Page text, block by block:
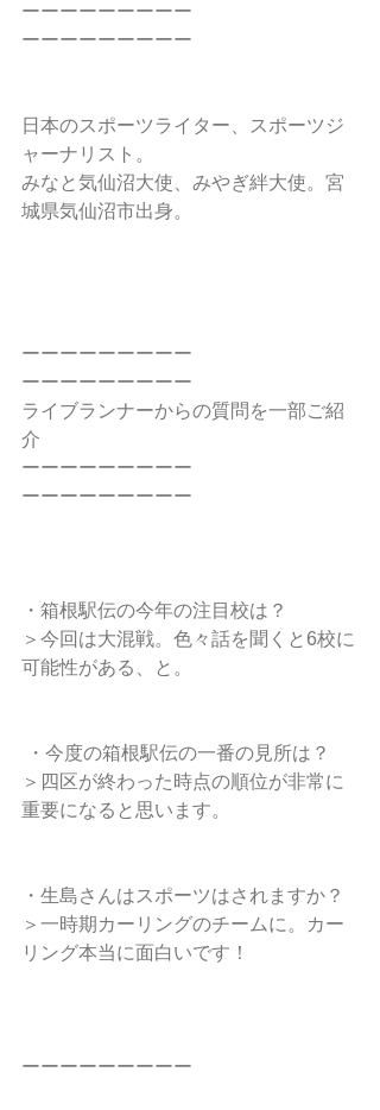
ーーーーーーーーー
ーーーーーーーーー
日本のスポーツライター、スポーツジ
ャーナリスト。
みなと気仙沼大使、みやぎ絆大使。宮
城県気仙沼市出身。
ーーーーーーーーー
ーーーーーーーーー
ライブランナーからの質問を一部ご紹
介
ーーーーーーーーー
ーーーーーーーーー
・箱根駅伝の今年の注目校は？
＞今回は大混戦。色々話を聞くと6校に
可能性がある、と。
・今度の箱根駅伝の一番の見所は？
＞四区が終わった時点の順位が非常に
重要になると思います。
・生島さんはスポーツはされますか？
＞一時期カーリングのチームに。カー
リング本当に面白いです！
ーーーーーーーーー